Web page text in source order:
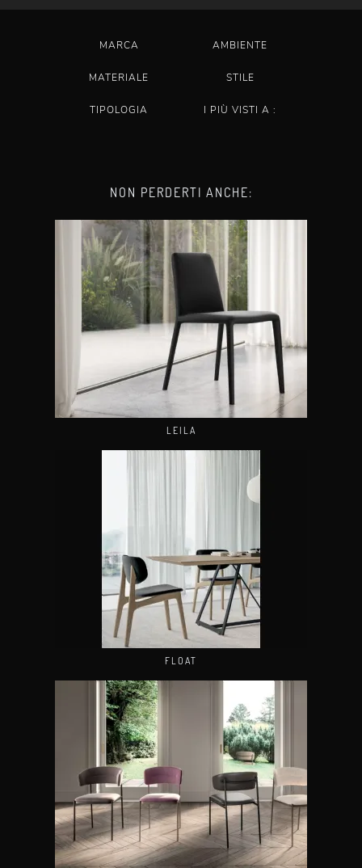
MARCA AMBIENTE
MATERIALE STILE
TIPOLOGIA I PIÙ VISTI A :
NON PERDERTI ANCHE:
LEILA
FLOAT